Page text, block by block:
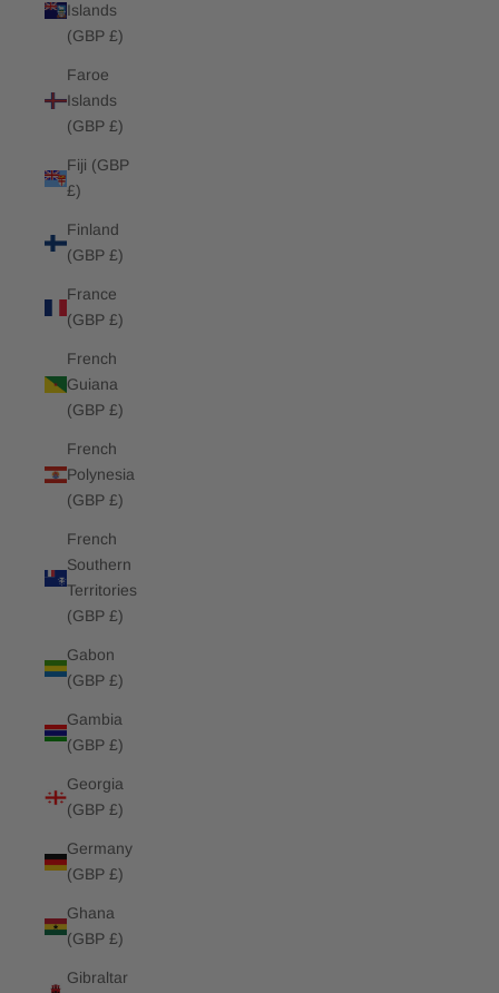
Islands
(GBP £)
Faroe
Islands
(GBP £)
Fiji (GBP
£)
Finland
(GBP £)
France
(GBP £)
French
Guiana
(GBP £)
French
Polynesia
(GBP £)
French
Southern
Territories
(GBP £)
Gabon
(GBP £)
Gambia
(GBP £)
Georgia
(GBP £)
Germany
(GBP £)
Ghana
(GBP £)
Gibraltar